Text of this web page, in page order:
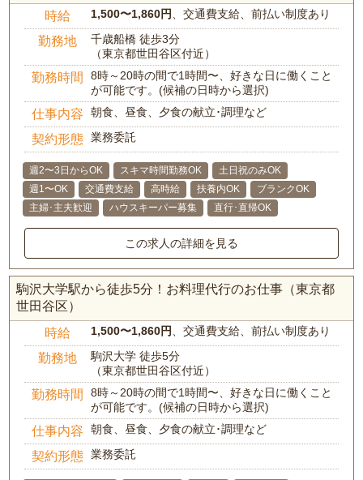
時給 1,500〜1,860円 、交通費支給、前払い制度あり
勤務地
千歳船橋 徒歩3分
（東京都世田谷区付近）
勤務時間
8時～20時の間で1時間〜、好きな日に働くこと
が可能です。(候補の日時から選択)
仕事内容 朝食、昼食、夕食の献立･調理など
契約形態 業務委託
週2〜3日からOK スキマ時間勤務OK
土日祝のみOK
週1〜OK
交通費支給 高時給 扶養内OK
ブランクOK
主婦･主夫歓迎
ハウスキーパー募集 直行･直帰OK
この求人の詳細を見る
駒沢大学駅から徒歩5分！お料理代行のお仕事（東京都
世田谷区）
時給 1,500〜1,860円 、交通費支給、前払い制度あり
勤務地
駒沢大学 徒歩5分
（東京都世田谷区付近）
勤務時間
8時～20時の間で1時間〜、好きな日に働くこと
が可能です。(候補の日時から選択)
仕事内容 朝食、昼食、夕食の献立･調理など
契約形態 業務委託